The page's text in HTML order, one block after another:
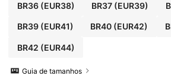
BR36(EUR38) BR37 (EUR39)
BR39(EUR41) BR40 (EUR42)
BR42 (EUR44)
Guia de tamanhos